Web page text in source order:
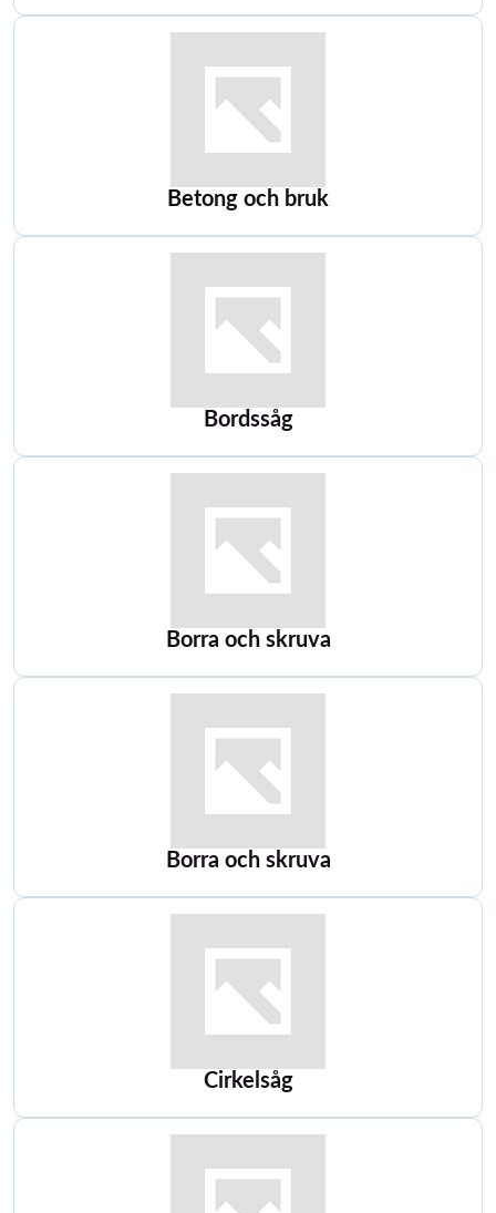
Betong och bruk
Bordssåg
Borra och skruva
Borra och skruva
Cirkelsåg